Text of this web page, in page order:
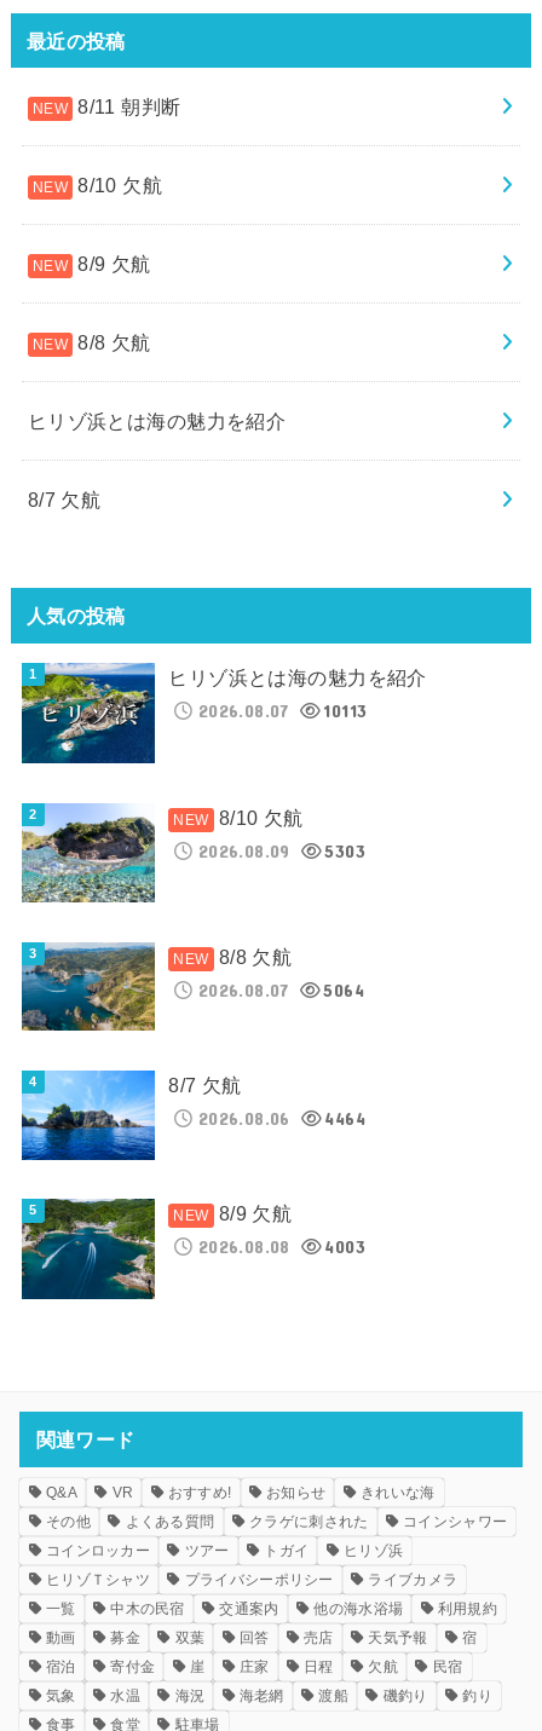
最近の投稿
8/11 朝判断
8/10 欠航
8/9 欠航
8/8 欠航
ヒリゾ浜とは海の魅力を紹介
8/7 欠航
人気の投稿
ヒリゾ浜とは海の魅力を紹介
2026.08.07
10113
8/10 欠航
2026.08.09
5303
8/8 欠航
2026.08.07
5064
8/7 欠航
2026.08.06
4464
8/9 欠航
2026.08.08
4003
関連ワード
Q&A VR おすすめ! お知らせ
きれいな海
その他
よくある質問 クラゲに刺された
コインシャワー
コインロッカー
ツアー トガイ
ヒリゾ浜
ヒリゾＴシャツ
プライバシーポリシー
ライブカメラ
一覧
中木の民宿 交通案内 他の海水浴場
利用規約
動画
募金 双葉 回答 売店 天気予報
宿
宿泊
寄付金 崖 庄家 日程 欠航
民宿
気象
水温 海況 海老網 渡船 磯釣り
釣り
食事
食堂 駐車場